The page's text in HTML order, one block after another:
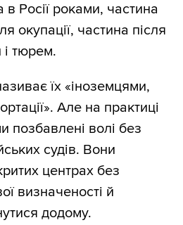
Росії роками, частина
окупації, частина після
і тюрем.
їх «іноземцями,
Але на практиці
позбавлені волі без
судів. Вони
центрах без
визначеності й
додому.